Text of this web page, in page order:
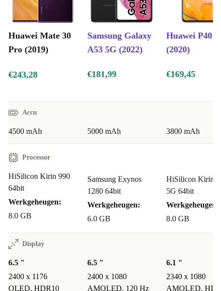
Wat kun je allemaal met de Mate 30 Pro?
Kan ik probleemloos foto’s maken in verschillende
situaties?
Absoluut! Dankzij de geavanceerde cameralenzen leg je
elk detail vast, van groothoek tot portret. Nachtopnames
Is de Mate 30 Pro geschikt voor intensief gebruik,
werkgeheugen zorgen dat zware apps soepel draaien.
Hoe lang gaat de batterij mee bij dagelijks gebruik?
De 4500 mAh accu biedt voldoende energie voor een
actieve dag vol bellen, streamen en fotograferen.
Kan ik eenvoudig extra opslagruimte toevoegen?
Ja, met een NM-Card breid je het geheugen tot 256 GB
uit voor al je foto’s, apps en bestanden.
Huawei Mate 30
Pro (2019)
Samsung Galaxy
A53 5G (2022)
Huawei P40
(2020)
€243,28 €181,99 €169,45
Accu
4500 mAh 5000 mAh 3800 mAh
Processor
HiSilicon Kirin 990
64bit
Werkgeheugen:
8.0 GB
Samsung Exynos
1280 64bit
Werkgeheugen:
6.0 GB
HiSilicon Kirin
5G 64bit
Werkgeheugen:
8.0 GB
Display
6.5 "
2400 x 1176
OLED, HDR10
6.5 "
2400 x 1080
AMOLED, 120 Hz
6.1 "
2340 x 1080
AMOLED,